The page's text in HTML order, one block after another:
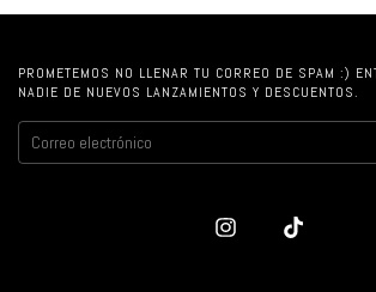
PROMETEMOS NO LLENAR TU CORREO DE SPAM :)
NADIE DE NUEVOS LANZAMIENTOS Y DESCUENTOS.